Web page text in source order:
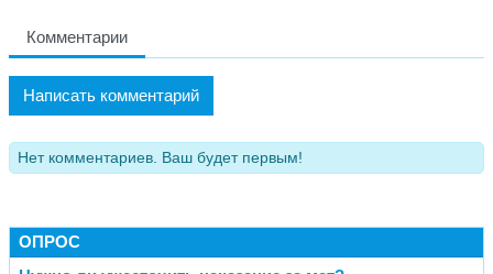
Комментарии
Написать комментарий
Нет комментариев. Ваш будет первым!
ОПРОС